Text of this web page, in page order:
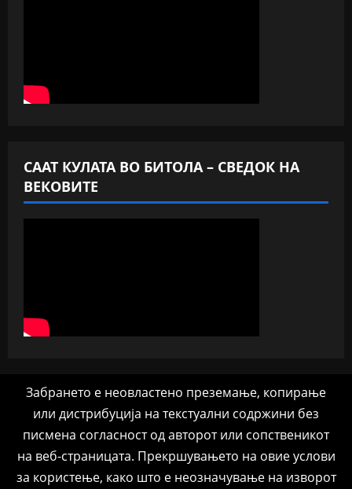
СААТ КУЛАТА ВО БИТОЛА – СВЕДОК НА
ВЕКОВИТЕ
Забрането е неовластено преземање, копирање
или дистрибуција на текстуални содржини без
писмена согласност од авторот или сопственикот
на веб-страницата. Прекршувањето на овие услови
за користење, како што е неозначување на изворот